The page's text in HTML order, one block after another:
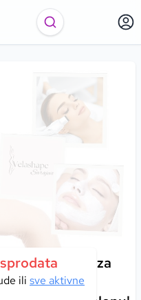
ili sve aktivne
njegu za
i